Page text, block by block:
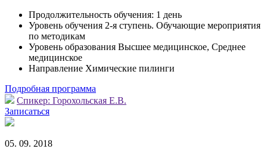
Продолжительность обучения: 1 день
Уровень обучения 2-я ступень. Обучающие мероприятия
по методикам
Уровень образования Высшее медицинское, Среднее
медицинское
Направление Химические пилинги
Подробная программа
Спикер: Горохольская Е.В.
Записаться
05. 09. 2018